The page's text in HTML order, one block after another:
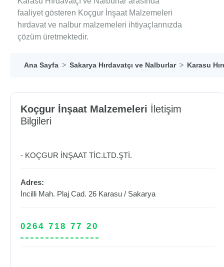
faaliyet gösteren Koçgur İnşaat Malzemeleri
hırdavat ve nalbur malzemeleri ihtiyaçlarınızda
çözüm üretmektedir.
Ana Sayfa Sakarya Hırdavatçı ve Nalburlar Karasu
Koçgur İnşaat Malzemeleri İletişim
Bilgileri
- KOÇGUR İNŞAAT TİC.LTD.ŞTİ.
Adres:
İncilli Mah. Plaj Cad. 26 Karasu / Sakarya
0264 718 77 20